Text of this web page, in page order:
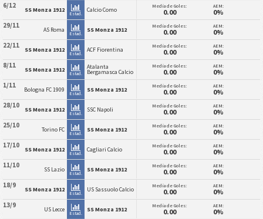
6/12 SS Monza 1912
Estad.
Calcio Como Media de Goles:
0.00
AEM:
0%
29/11 AS Roma
Estad.
SS Monza 1912 Media de Goles:
0.00
AEM:
0%
22/11 SS Monza 1912
Estad.
ACF Fiorentina Media de Goles:
0.00
AEM:
0%
8/11 SS Monza 1912
Estad.
Atalanta
Bergamasca Calcio
Media de Goles:
0.00
AEM:
0%
1/11 Bologna FC 1909
Estad.
SS Monza 1912 Media de Goles:
0.00
AEM:
0%
28/10 SS Monza 1912
Estad.
SSC Napoli Media de Goles:
0.00
AEM:
0%
25/10 Torino FC
Estad.
SS Monza 1912 Media de Goles:
0.00
AEM:
0%
17/10 SS Monza 1912
Estad.
Cagliari Calcio Media de Goles:
0.00
AEM:
0%
11/10 SS Lazio
Estad.
SS Monza 1912 Media de Goles:
0.00
AEM:
0%
18/9 SS Monza 1912
Estad.
US Sassuolo Calcio Media de Goles:
0.00
AEM:
0%
13/9 US Lecce
Estad.
SS Monza 1912 Media de Goles:
0.00
AEM:
0%